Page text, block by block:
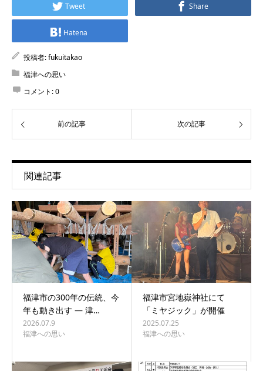
Tweet Share
Hatena
投稿者:fukuitakao
福津への思い
コメント:0
前の記事 次の記事
関連記事
福津市の300年の伝統、今
年も動き出す ― 津…
2026.07.9
福津への思い
福津市宮地嶽神社にて
「ミヤジック」が開催
2025.07.25
福津への思い